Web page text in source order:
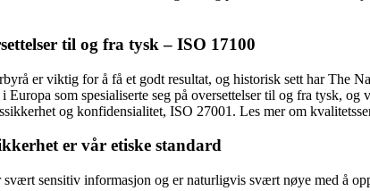
til og fra tysk – ISO 17100
er viktig for å få et godt resultat, og historisk sett har The
i Europa som spesialiserte seg på oversettelser til og fra
og konfidensialitet, ISO 27001. Les mer om
er vår etiske standard
svært sensitiv informasjon og er naturligvis svært nøye med å